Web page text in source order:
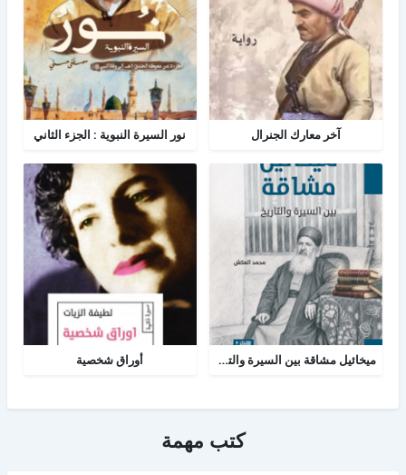
آخر معارك الجنرال نور السيرة النبوية : الجزء الثاني
ميخائيل مشاقة بين السيرة والتاريخ أوراق شخصية
كتب مهمة